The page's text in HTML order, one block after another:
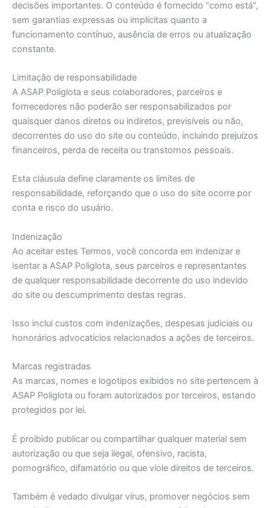
decisões importantes. O conteúdo é fornecido “como está”,
sem garantias expressas ou implícitas quanto a
funcionamento contínuo, ausência de erros ou atualização
constante.
Limitação de responsabilidade
A ASAP Poliglota e seus colaboradores, parceiros e
fornecedores não poderão ser responsabilizados por
quaisquer danos diretos ou indiretos, previsíveis ou não,
decorrentes do uso do site ou conteúdo, incluindo prejuízos
financeiros, perda de receita ou transtornos pessoais.
Esta cláusula define claramente os limites de
responsabilidade, reforçando que o uso do site ocorre por
conta e risco do usuário.
Indenização
Ao aceitar estes Termos, você concorda em indenizar e
isentar a ASAP Poliglota, seus parceiros e representantes
de qualquer responsabilidade decorrente do uso indevido
do site ou descumprimento destas regras.
Isso inclui custos com indenizações, despesas judiciais ou
honorários advocatícios relacionados a ações de terceiros.
Marcas registradas
As marcas, nomes e logotipos exibidos no site pertencem à
ASAP Poliglota ou foram autorizados por terceiros, estando
protegidos por lei.
É proibido publicar ou compartilhar qualquer material sem
autorização ou que seja ilegal, ofensivo, racista,
pornográfico, difamatório ou que viole direitos de terceiros.
Também é vedado divulgar vírus, promover negócios sem